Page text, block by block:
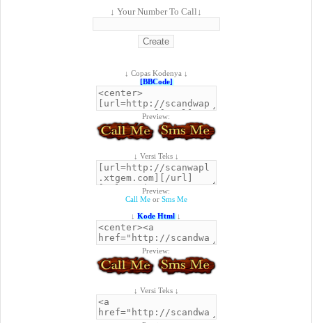
↓ Your Number To Call↓
↓ Copas Kodenya ↓
[BBCode]
Preview:
↓ Versi Teks ↓
Preview:
Call Meor Sms Me
↓ Kode Html↓
Preview:
↓ Versi Teks ↓